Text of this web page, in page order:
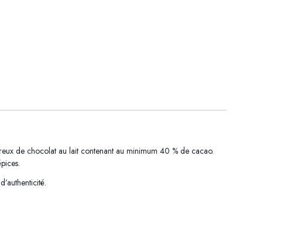
de chocolat au lait contenant au minimum 40 % de cacao.